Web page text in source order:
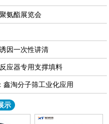
氨酯展览会
因一次性讲清
应器专用支撑填料
鑫淘分子筛工业化应用
示